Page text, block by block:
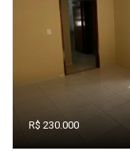
R$ 230.000